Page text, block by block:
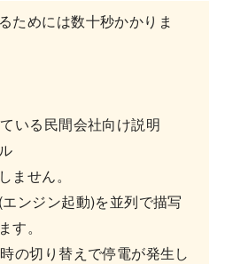
ためには数十秒かかりま
いる民間会社向け説明
ません。
ンジン起動)を並列で描写
す。
の切り替えで停電が発生し